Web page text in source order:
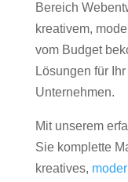
Bereich
kreativem,
vom Budget
Lösungen für
Unternehmen.
Mit unserem
Sie komplette
kreatives,